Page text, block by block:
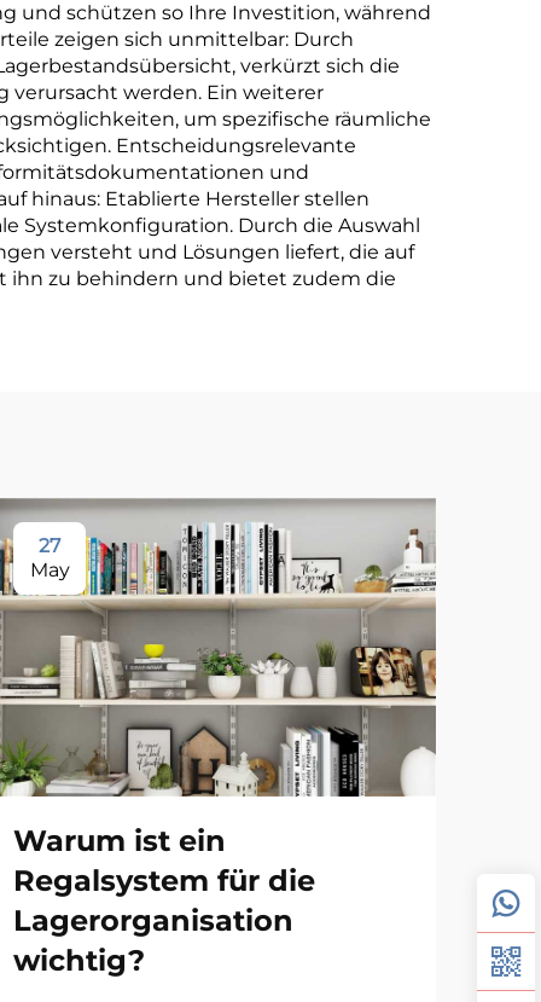
und schützen so Ihre Investition, während
zeigen sich unmittelbar: Durch
verkürzt sich die
verursacht werden. Ein weiterer
um spezifische räumliche
Entscheidungsrelevante
und
hinaus: Etablierte Hersteller stellen
Systemkonfiguration. Durch die Auswahl
versteht und Lösungen liefert, die auf
ihn zu behindern und bietet zudem die
27
May
Warum ist ein
Regalsystem für die
Lagerorganisation
wichtig?